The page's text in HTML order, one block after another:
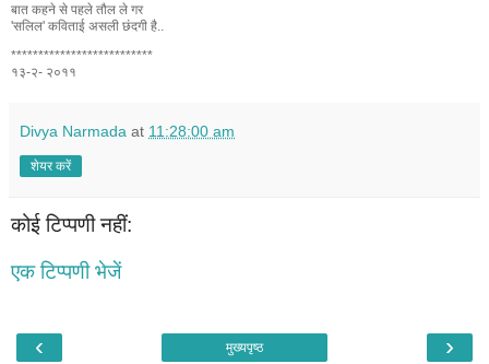
बात कहने से पहले तौल ले गर
'सलिल' कविताई असली छंदगी है..
**************************
१३-२- २०११
Divya Narmada at 11:28:00 am
शेयर करें
कोई टिप्पणी नहीं:
एक टिप्पणी भेजें
‹ ›
मुख्यपृष्ठ